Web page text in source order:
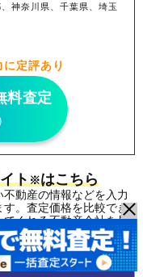
神奈川県、千葉県、埼玉
定評あり
料査定
ト※はこちら
動産の情報などを入力
。査定価格を比較でき
くれる不動産会社を見